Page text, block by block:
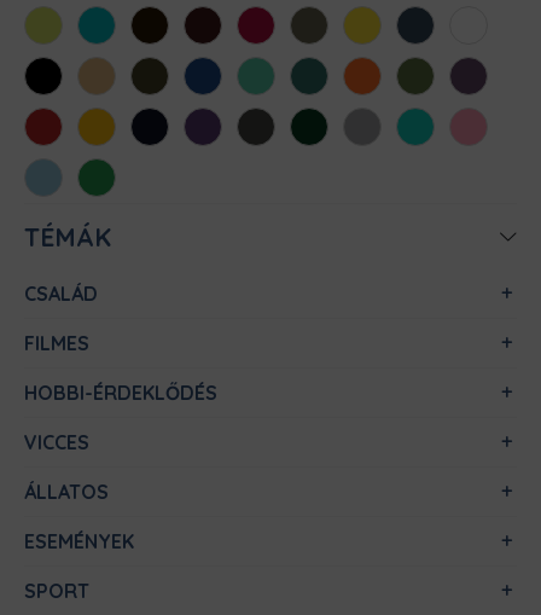
AlmazöldAtollkékBarnaBordóChili Cink Citromsárga
Denim
FeketeHomokKhaki KirálykékMentaMéregzöld
NarancsOliva Padlizsán
Piros SárgaSötétkékSötétlilaSötétszürke
SötétzöldSportszürke
Türkiz
Világos
rózsaszín
Világoskék
Zöld
TÉMÁK
CSALÁD
FILMES
HOBBI-ÉRDEKLŐDÉS
VICCES
ÁLLATOS
ESEMÉNYEK
SPORT